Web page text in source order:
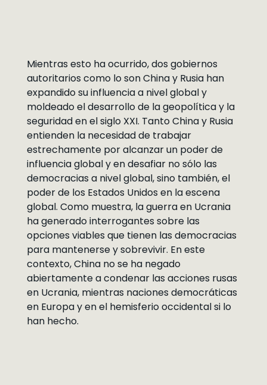
Mientras esto ha ocurrido, dos gobiernos
autoritarios como lo son China y Rusia han
expandido su influencia a nivel global y
moldeado el desarrollo de la geopolítica y la
seguridad en el siglo XXI. Tanto China y Rusia
entienden la necesidad de trabajar
estrechamente por alcanzar un poder de
influencia global y en desafiar no sólo las
democracias a nivel global, sino también, el
poder de los Estados Unidos en la escena
global. Como muestra, la guerra en Ucrania
ha generado interrogantes sobre las
opciones viables que tienen las democracias
para mantenerse y sobrevivir. En este
contexto, China no se ha negado
abiertamente a condenar las acciones rusas
en Ucrania, mientras naciones democráticas
en Europa y en el hemisferio occidental si lo
han hecho.